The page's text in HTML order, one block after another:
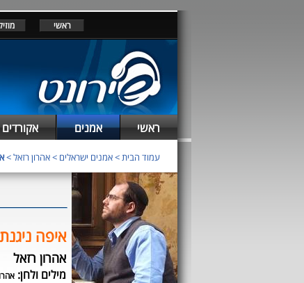
ראשי
ראשי אמנים אקורדים
עמוד הבית>אמנים ישראלים >אהרון רזאל>
איפה
אהרון רזאל
מילים ולחן: